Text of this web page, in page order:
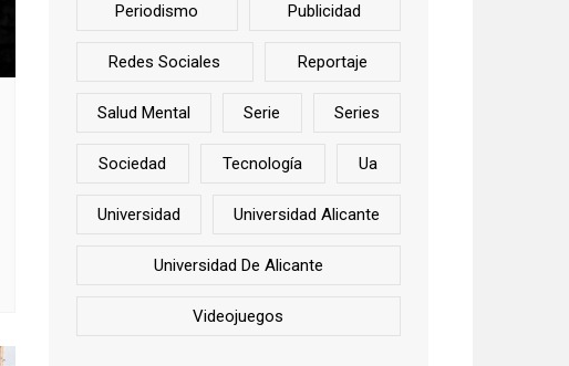
Periodismo Publicidad
Redes Sociales Reportaje
Salud Mental Serie Series
Sociedad Tecnología Ua
Universidad Universidad Alicante
Universidad De Alicante
Videojuegos